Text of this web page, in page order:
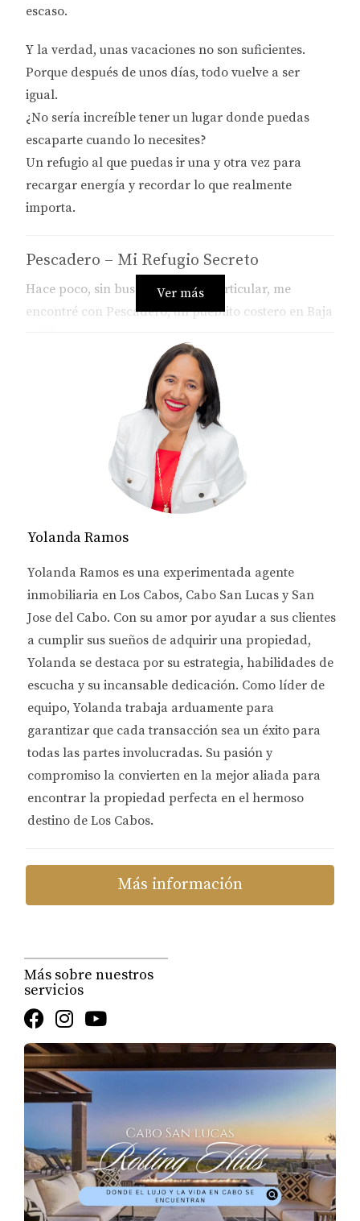
escaso.
Y la verdad, unas vacaciones no son suficientes.
Porque después de unos días,todo vuelve a ser
igual.
¿No sería increíble tener un lugar donde puedas
escaparte cuando lo necesites?
Un refugio al que puedas ir una y otra vez para
recargar energía y recordar lo que realmente
importa.
Pescadero – Mi Refugio Secreto
Hace poco, sin buscar nada en particular, me
encontré con Pescadero,un pueblito costero en Baja
Había oído hablar de él, pero nunca me había dado
explorarlo en serio.
Y vaya sorpresa que me llevé.
no es solo un lugar bonito…
el tiempo parece detenerse,
olvidar el estrés.
Donde lagente vive a otro ritmo,
disfrutando el momentosin prisas ni
preocupaciones.
¿Qué Me Enamoró de Pescadero?
A diferencia de otros lugares turísticos,
tiene esa vibra auténtica
que me atrapó desde el
primer momento.
No está abarrotado de turistas,
pero tampoco está
aislado.
el punto perfecto entre
Playas Que Se Sienten Como un Escape
Personal
Ver más
Yolanda Ramos
Yolanda Ramos es una experimentada agente
inmobiliaria en Los Cabos, Cabo San Lucas y San
Jose del Cabo. Con su amor por ayudar a sus clientes
a cumplir sus sueños de adquirir una propiedad,
Yolanda se destaca por su estrategia, habilidades de
escucha y su incansable dedicación. Como líder de
equipo, Yolanda trabaja arduamente para
garantizar que cada transacción sea un éxito para
todas las partes involucradas. Su pasión y
compromiso la convierten en la mejor aliada para
encontrar la propiedad perfecta en el hermoso
destino de Los Cabos.
Más información
Más sobre nuestros
servicios